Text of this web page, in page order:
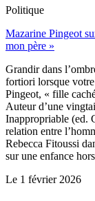
Politique
Mazarine Pingeot
mon père »
Grandir dans
fortiori lorsque votre
Pingeot, « fille
Auteur d’une
Inappropriable (ed.
relation entre
Rebecca Fitoussi
sur une enfance
Le 1 février 2026